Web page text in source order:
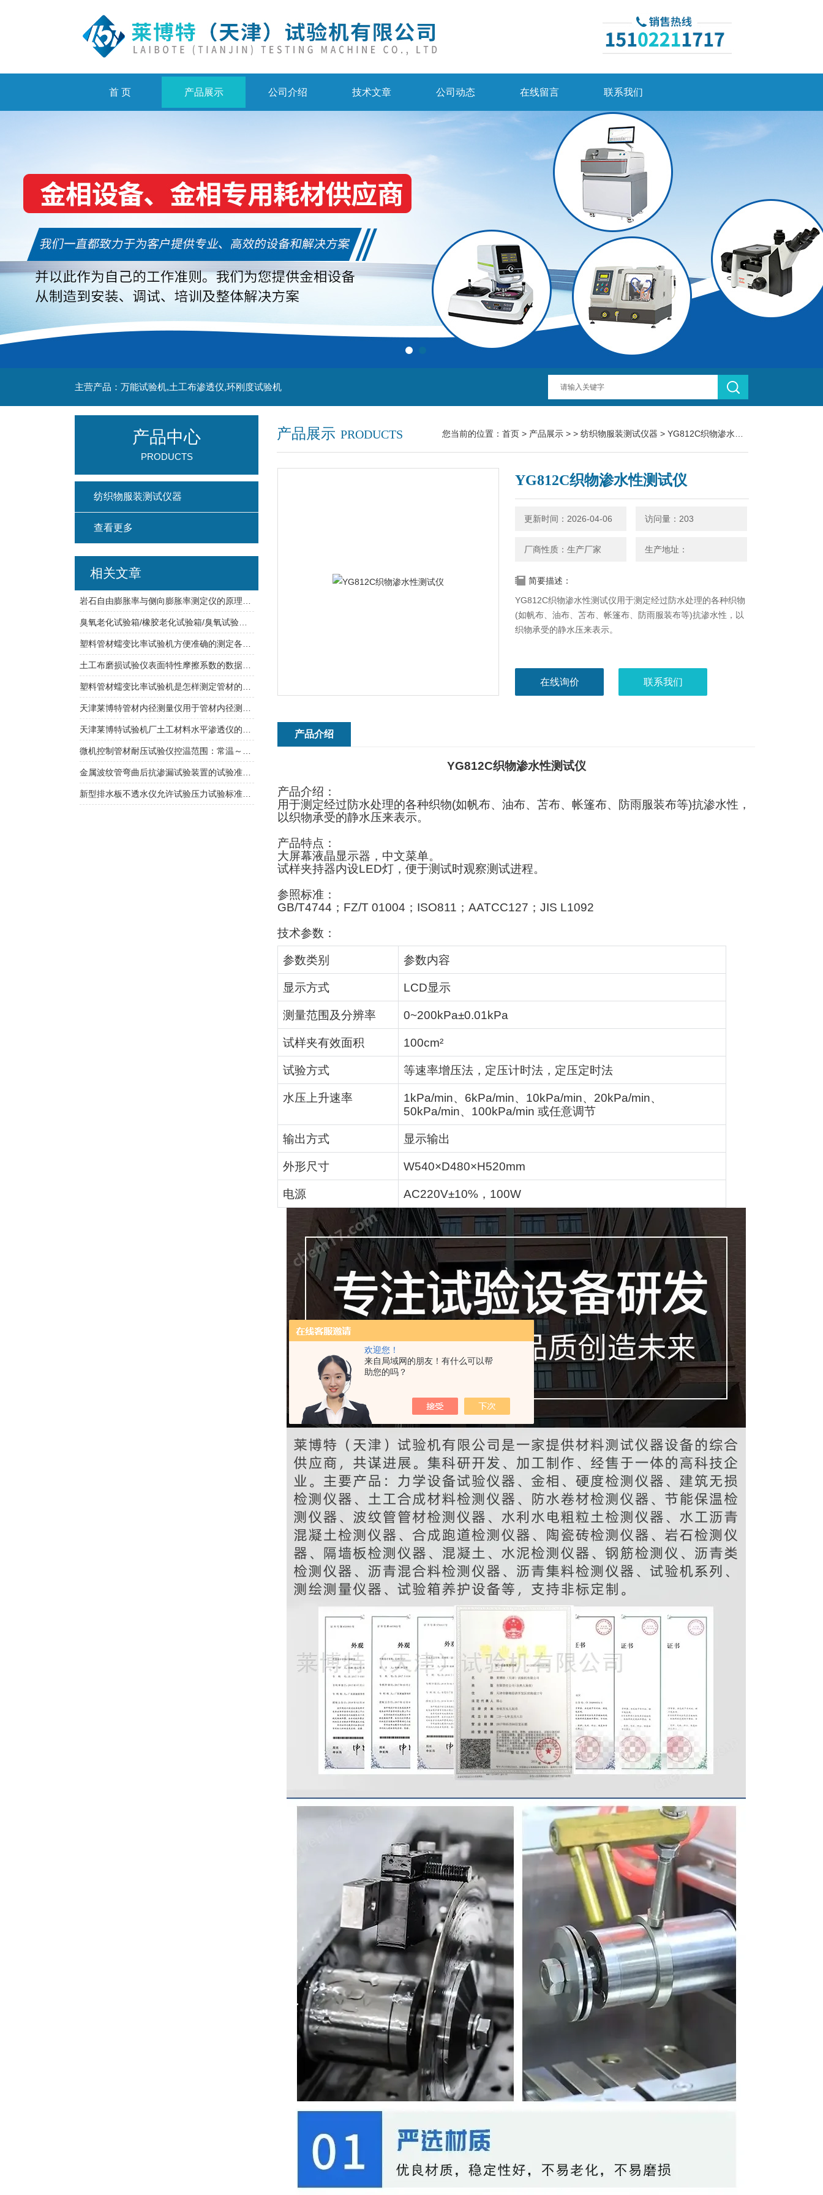
欢迎您！
来自局域网的朋友！有什么可以帮
助您的吗？
首 页 产品展示 公司介绍 技术文章 公司动态 在线留言 联系我们
主营产品：万能试验机,土工布渗透仪,环刚度试验机
产品展示 PRODUCTS 您当前的位置： 首页 > 产品展示 > > 纺织物服装测试仪器 > YG812C织物渗水性测试仪
YG812C织物渗水性测试仪
更新时间：2026-04-06 访问量：203
厂商性质：生产厂家 生产地址：
简要描述：
YG812C织物渗水性测试仪用于测定经过防水处理的各种织物
(如帆布、油布、苫布、帐篷布、防雨服装布等)抗渗水性，以
织物承受的静水压来表示。
在线询价 联系我们
产品介绍
YG812C织物渗水性测试仪
产品介绍：
用于测定经过防水处理的各种织物(如帆布、油布、苫布、帐篷布、防雨服装布等)抗渗水性，
以织物承受的静水压来表示。
产品特点：
大屏幕液晶显示器，中文菜单。
试样夹持器内设LED灯，便于测试时观察测试进程。
参照标准：
GB/T4744 ； FZ/T 01004 ； ISO811 ； AATCC127 ； JIS L1092
技术参数：
参数类别 参数内容
显示方式 LCD显示
测量范围及分辨率 0~200kPa±0.01kPa
试样夹有效面积 100cm²
试验方式 等速率增压法，定压计时法，定压定时法
水压上升速率 1kPa/min、 6kPa/min、 10kPa/min、 20kPa/min、
50kPa/min、 100kPa/min 或任意调节
输出方式 显示输出
外形尺寸 W540×D480×H520mm
电源 AC220V±10% ， 100W
产品中心
PRODUCTS
纺织物服装测试仪器
查看更多
相关文章
臭氧老化试验箱/橡胶老化试验箱/臭氧试验箱符合哪些规范？
土工布磨损试验仪表面特性摩擦系数的数据分析
金属波纹管弯曲后抗渗漏试验装置的试验准备工作及方法
新型排水板不透水仪允许试验压力试验标准介绍